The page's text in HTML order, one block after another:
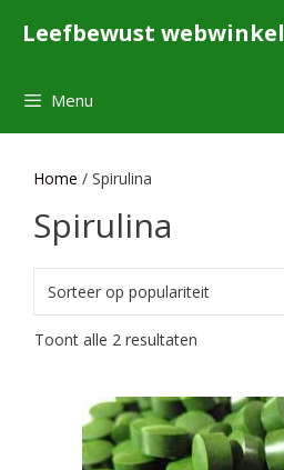
naarLeefbewust webwinkel
Menu
Home / Spirulina
Spirulina
Toont alle 2 resultaten